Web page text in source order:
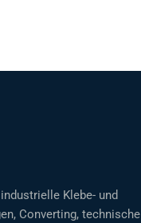
Klebe- und
Converting, technische